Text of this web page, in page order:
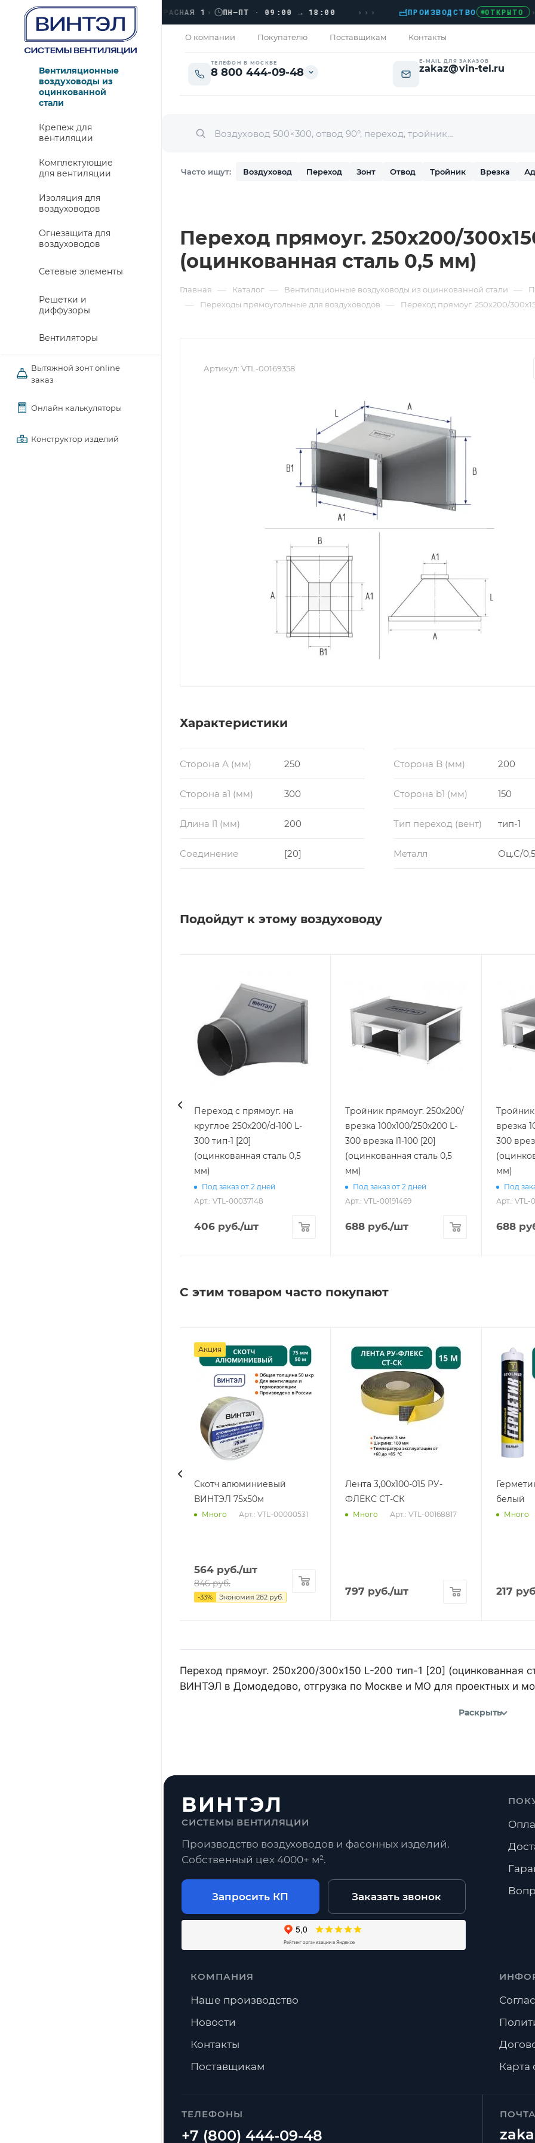
ОТКРЫТО › ЛЮБЕРЦЫ, УЛ. КРАСНАЯ 1› ПН–ПТ · 09:00 → 18:00 ››› ПРОИЗВОДСТВО ОТКРЫТО ›
О компании Покупателю Поставщикам Контакты
ТЕЛЕФОН В МОСКВЕ
8 800 444-09-48
E-MAIL ДЛЯ ЗАКАЗОВ
zakaz@vin-tel.ru
Часто ищут: Воздуховод Переход Зонт Отвод Тройник Врезка
Вентиляционные
воздуховоды из
оцинкованной
стали
Крепеж для
вентиляции
Комплектующие
для вентиляции
Изоляция для
воздуховодов
Огнезащита для
воздуховодов
Сетевые элементы
Решетки и
диффузоры
Вентиляторы
Вытяжной зонт online
заказ
Онлайн калькуляторы
Конструктор изделий
Переход прямоуг. 250х200/
(оцинкованная сталь 0,5 мм)
Главная — Каталог — Вентиляционные воздуховоды из оцинкованной стали —
— Переходы прямоугольные для воздуховодов — Переход прямоуг. 250х200/
Артикул: VTL-00169358
Характеристики
Сторона А (мм) 250 Сторона B (мм) 200
Сторона a1 (мм) 300 Сторона b1 (мм) 150
Длина l1 (мм) 200 Тип переход (вент) тип-1
Соединение [20] Металл Оц.С/
Подойдут к этому воздуховоду
Переход с прямоуг. на
круглое 250х200/d-100 L-
300 тип-1 [20]
(оцинкованная сталь 0,5
мм)
Под заказ от 2 дней
Арт.: VTL-00037148
406 руб./шт
Тройник прямоуг. 250х200/
врезка 100х100/250х200 L-
300 врезка l1-100 [20]
(оцинкованная сталь 0,5
мм)
Под заказ от 2 дней
Арт.: VTL-00191469
688 руб./шт
Тройник
врезка
300 врезка l1-100 [20]
мм)
Под
Арт.: VTL-
688
С этим товаром часто покупают
Акция
Скотч алюминиевый
ВИНТЭЛ 75х50м
Много Арт.: VTL-00000531
564 руб./шт
846руб.
-33% Экономия 282 руб.
Лента 3,00х100-015 РУ-
ФЛЕКС СТ-СК
Много Арт.: VTL-00168817
797 руб./шт
белый
Много
217
Переход прямоуг. 250х200/300х150 L-200 тип-1 [20] (оцинкованная
ВИНТЭЛ в Домодедово, отгрузка по Москве и МО для проектных и
Раскрыть
ВИНТЭЛ
СИСТЕМЫ ВЕНТИЛЯЦИИ
Производство воздуховодов и фасонных изделий.
Собственный цех 4000+ м².
Запросить КП Заказать звонок
ТЕЛЕФОНЫ
КОМПАНИЯ
Наше производство
Новости
Контакты
Поставщикам
Карта